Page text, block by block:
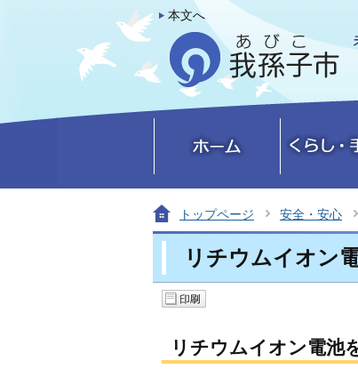
本文へ
トップページ 安全・安心
リチウムイオン
リチウムイオン電池